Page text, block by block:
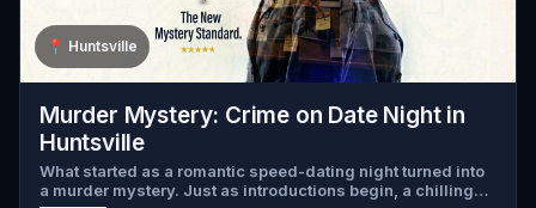
📍 Huntsville
Murder Mystery: Crime on Date Night in
Huntsville
What started as a romantic speed-dating night turned into
a murder mystery. Just as introductions begin, a chilling